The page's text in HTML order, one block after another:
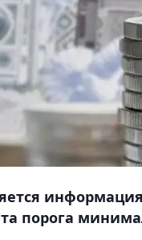
порога